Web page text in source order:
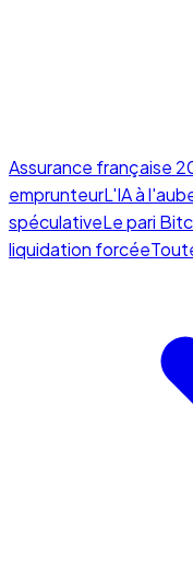
Assurance française
emprunteurL'IA à
spéculativeLe pari
liquidation forcée